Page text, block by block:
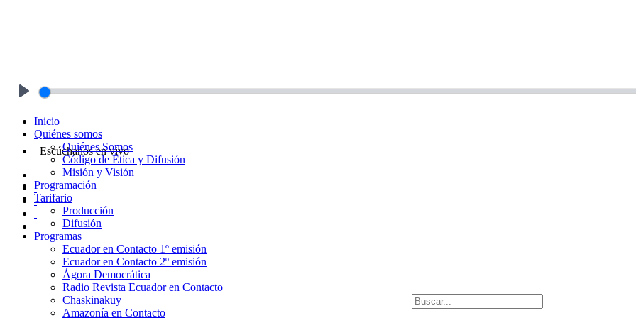
Escúchanos en vivo
Inicio
Quiénes somos
Quiénes Somos
Código de Ética y Difusión
Misión y Visión
Programación
Tarifario
Producción
Difusión
Programas
Ecuador en Contacto 1º emisión
Ecuador en Contacto 2º emisión
Ágora Democrática
Radio Revista Ecuador en Contacto
Chaskinakuy
Amazonía en Contacto